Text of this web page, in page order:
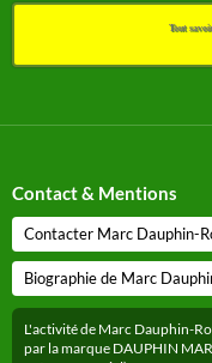
Tout
Contact & Mentions
Contacter Marc Dauphin-
Biographie de Marc
L'activité de Marc Dauphin-
par la marque DAUPHIN